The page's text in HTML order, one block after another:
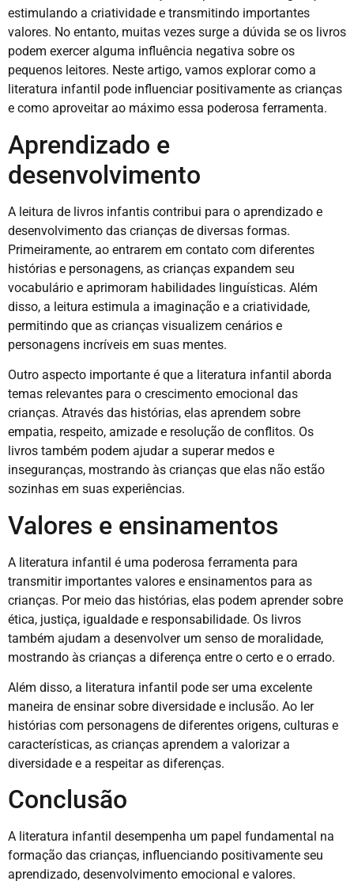
estimulando a criatividade e transmitindo importantes
valores. No entanto, muitas vezes surge a dúvida se os livros
podem exercer alguma influência negativa sobre os
pequenos leitores. Neste artigo, vamos explorar como a
literatura infantil pode influenciar positivamente as crianças
e como aproveitar ao máximo essa poderosa ferramenta.
Aprendizado e
desenvolvimento
A leitura de livros infantis contribui para o aprendizado e
desenvolvimento das crianças de diversas formas.
Primeiramente, ao entrarem em contato com diferentes
histórias e personagens, as crianças expandem seu
vocabulário e aprimoram habilidades linguísticas. Além
disso, a leitura estimula a imaginação e a criatividade,
permitindo que as crianças visualizem cenários e
personagens incríveis em suas mentes.
Outro aspecto importante é que a literatura infantil aborda
temas relevantes para o crescimento emocional das
crianças. Através das histórias, elas aprendem sobre
empatia, respeito, amizade e resolução de conflitos. Os
livros também podem ajudar a superar medos e
inseguranças, mostrando às crianças que elas não estão
sozinhas em suas experiências.
Valores e ensinamentos
A literatura infantil é uma poderosa ferramenta para
transmitir importantes valores e ensinamentos para as
crianças. Por meio das histórias, elas podem aprender sobre
ética, justiça, igualdade e responsabilidade. Os livros
também ajudam a desenvolver um senso de moralidade,
mostrando às crianças a diferença entre o certo e o errado.
Além disso, a literatura infantil pode ser uma excelente
maneira de ensinar sobre diversidade e inclusão. Ao ler
histórias com personagens de diferentes origens, culturas e
características, as crianças aprendem a valorizar a
diversidade e a respeitar as diferenças.
Conclusão
A literatura infantil desempenha um papel fundamental na
formação das crianças, influenciando positivamente seu
aprendizado, desenvolvimento emocional e valores.